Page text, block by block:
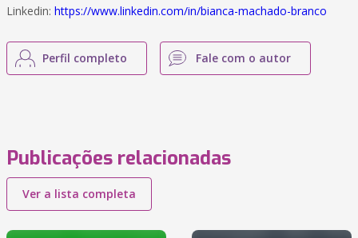
Linkedin: https://www.linkedin.com/in/bianca-machado-branco
Perfil completo Fale com o autor
Publicações relacionadas
Ver a lista completa